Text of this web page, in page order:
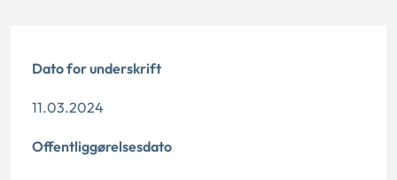
Dato for underskrift
11.03.2024
Offentliggørelsesdato